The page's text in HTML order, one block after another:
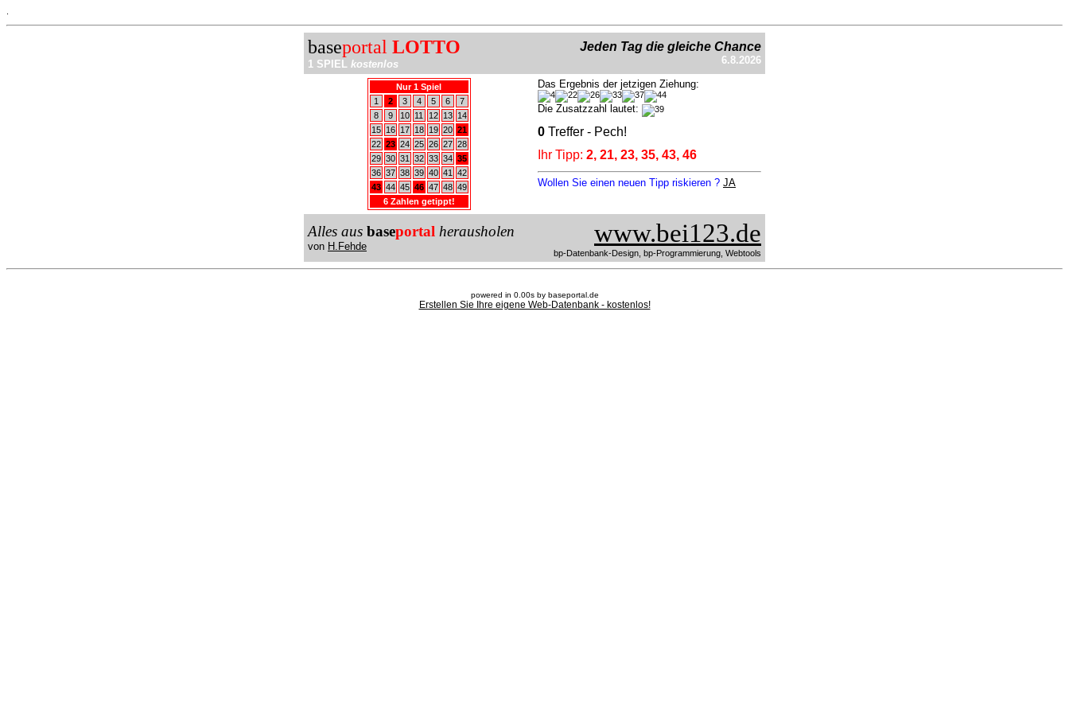
baseportal LOTTO
1 SPIEL kostenlos
Jeden Tag die gleiche Chance
6.8.2026
Nur 1 Spiel
1
2 3 4 5 6
7
8
9 10 11 12 13
14
15
16 17 18 19 20 21
22 23 24 25 26 27 28
29 30 31 32 33 34 35
36 37 38 39 40 41
42
43 44 45 46 47 48 49
6 Zahlen getippt!
Das Ergebnis der jetzigen Ziehung:
Die Zusatzzahl lautet:
0 Treffer - Pech!
Ihr Tipp: 2, 21, 23, 35, 43, 46
Wollen Sie einen neuen Tipp riskieren ? JA
Alles aus baseportal herausholen
von H.Fehde www.bei123.de
bp-Datenbank-Design, bp-Programmierung, Webtools
powered in 0.00s by baseportal.de
Erstellen Sie Ihre eigene Web-Datenbank - kostenlos!